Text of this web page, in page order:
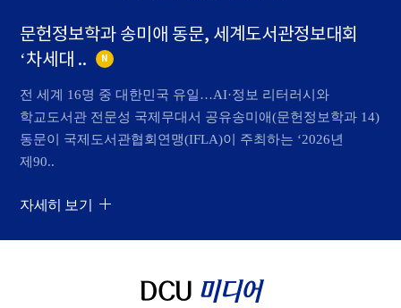
문헌정보학과 송미애 동문, 세계도서관정보대회
‘차세대 ..
N
전 세계 16명 중 대한민국 유일…AI·정보 리터러시와
학교도서관 전문성 국제무대서 공유송미애(문헌정보학과 14)
동문이 국제도서관협회연맹(IFLA)이 주최하는 ‘2026년
제90..
자세히 보기
DCU 미디어